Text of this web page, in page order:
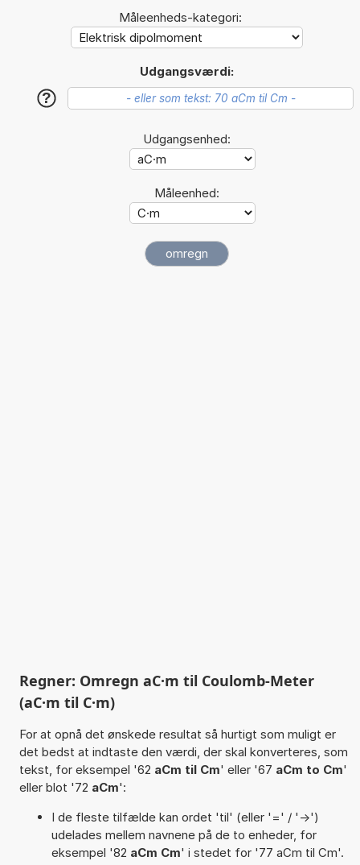
Måleenheds-kategori:
Udgangsværdi:
?
Udgangsenhed:
Måleenhed:
Regner: Omregn aC·m til Coulomb-Meter
(aC·m til C·m)
For at opnå det ønskede resultat så hurtigt som muligt er
det bedst at indtaste den værdi, der skal konverteres, som
tekst, for eksempel '62 aCm til Cm' eller '67 aCm to Cm'
eller blot '72 aCm':
I de fleste tilfælde kan ordet 'til' (eller '=' / '->')
udelades mellem navnene på de to enheder, for
eksempel '82 aCm Cm' i stedet for '77 aCm til Cm'.